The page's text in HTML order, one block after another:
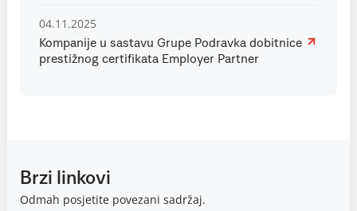
04.11.2025
Kompanije u sastavu Grupe Podravka dobitnice
prestižnog certifikata Employer Partner
Brzi linkovi
Odmah posjetite povezani sadržaj.